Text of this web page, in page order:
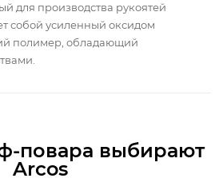
для производства рукоятей
собой усиленный оксидом
полимер, обладающий
повара выбирают
Arcos